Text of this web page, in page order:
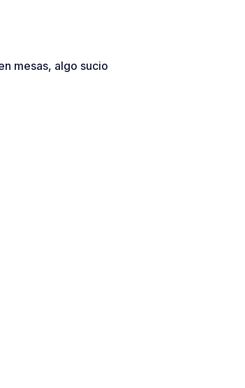
mesas, algo sucio